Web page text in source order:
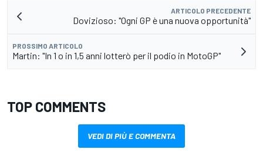
ARTICOLO PRECEDENTE
Dovizioso: "Ogni GP è una nuova opportunità"
PROSSIMO ARTICOLO
Martin: "In 1 o in 1,5 anni lotterò per il podio in MotoGP"
TOP COMMENTS
VEDI DI PIÙ E COMMENTA